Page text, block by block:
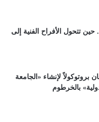
تتحول الأفراح الفنية إلى
بروتوكولاً لإنشاء «الجامعة
بالخرطوم